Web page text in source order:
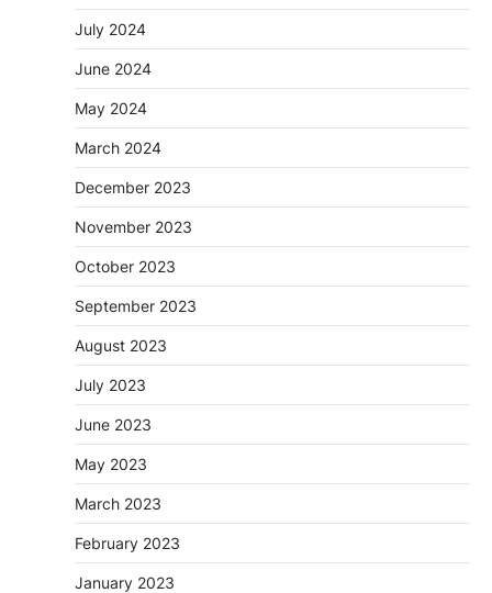
July 2024
June 2024
May 2024
March 2024
December 2023
November 2023
October 2023
September 2023
August 2023
July 2023
June 2023
May 2023
March 2023
February 2023
January 2023